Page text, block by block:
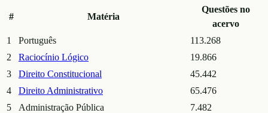
# Matéria
Questões no
acervo
1
Português
113.268
2
Raciocínio Lógico
19.866
3
Direito Constitucional
45.442
4
Direito Administrativo
65.476
5
Administração Pública 7.482